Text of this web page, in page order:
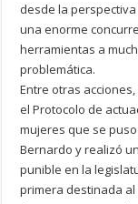
desde la
una enorme
herramientas a
problemática.
Entre otras
el Protocolo de
mujeres que se
Bernardo y realizó
punible en la
primera destinada